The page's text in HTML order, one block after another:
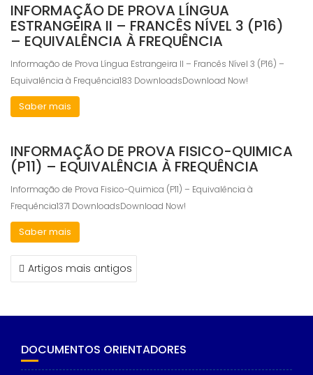
INFORMAÇÃO DE PROVA LÍNGUA
ESTRANGEIRA II – FRANCÊS NÍVEL 3 (P16)
– EQUIVALÊNCIA À FREQUÊNCIA
Informação de Prova Língua Estrangeira II – Francês Nível 3 (P16) –
Equivalência à Frequência183 DownloadsDownload Now!
Saber mais
INFORMAÇÃO DE PROVA FISICO-QUIMICA
(P11) – EQUIVALÊNCIA À FREQUÊNCIA
Informação de Prova Fisico-Quimica (P11) – Equivalência à
Frequência1371 DownloadsDownload Now!
Saber mais
NAVEGAÇÃO
DEArtigos mais antigos
DOCUMENTOS ORIENTADORES